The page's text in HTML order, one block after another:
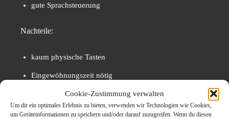
Cookie-Zustimmung verwalten
Um dir ein optimales Erlebnis zu bieten, verwenden wir Technologien wie Cookies,
um Geräteinformationen zu speichern und/oder darauf zuzugreifen. Wenn du diesen
gute Sprachsteuerung
Nachteile:
kaum physische Tasten
Eingewöhnungszeit nötig
Das Konzept ist funktional – nicht klassisch.